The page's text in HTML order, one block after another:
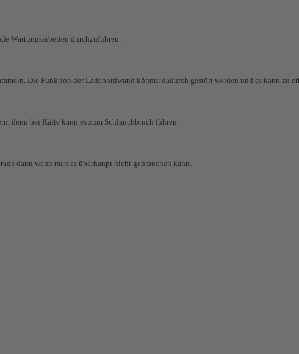
Wartungsarbeiten durchzuführen:
Die Funktion der Ladebordwand könnte dadurch gestört werden und es kann zu
denn bei Kälte kann es zum Schlauchbruch führen.
dann wenn man es überhaupt nicht gebrauchen kann.